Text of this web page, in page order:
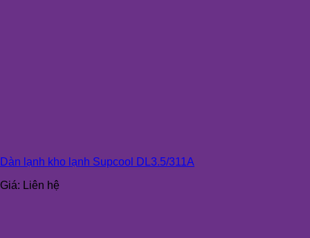
Dàn lạnh kho lạnh Supcool DL3.5/311A
Giá: Liên hệ